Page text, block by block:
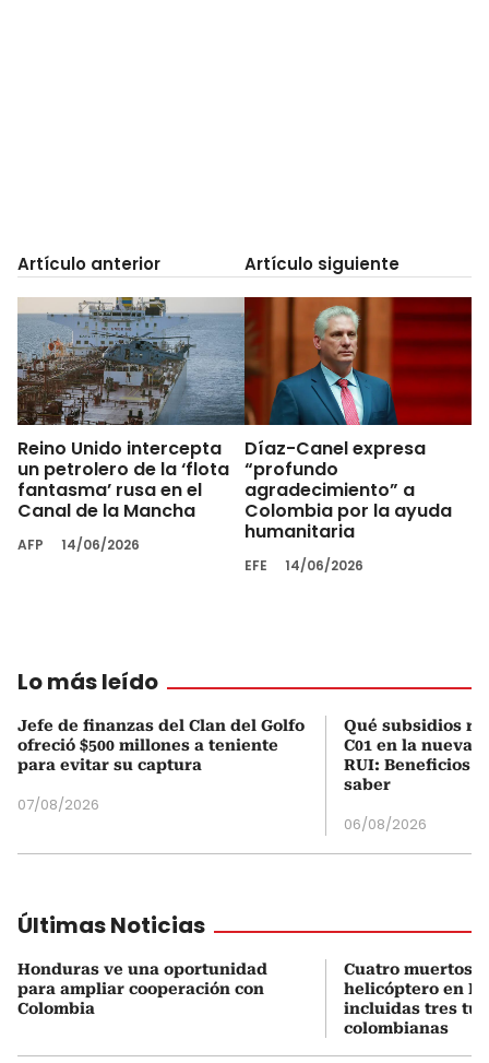
Artículo anterior
Reino Unido intercepta
un petrolero de la ‘flota
fantasma’ rusa en el
Canal de la Mancha
AFP 14/06/2026
Artículo siguiente
Díaz-Canel expresa
“profundo
agradecimiento” a
Colombia por la ayuda
humanitaria
EFE 14/06/2026
Lo más leído
Jefe de finanzas del Clan del Golfo
ofreció $500 millones a teniente
para evitar su captura
07/08/2026
Qué subsidios
C01 en la nueva
RUI: Beneficios
saber
06/08/2026
Últimas Noticias
Honduras ve una oportunidad
para ampliar cooperación con
Colombia
Cuatro muertos
helicóptero en
incluidas tres
colombianas